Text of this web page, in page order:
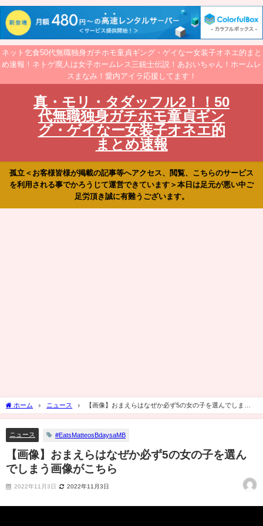
ネット乞食50代無職独身ガチホモ童貞ギング・ゲイなー女装子オネエ的まと
め速報！ネトゲ廃人は女子ホームレス三銃士伝説！あおいちゃん！ホームレ
スまなみ！愛内アイラ応援してます！
真・モリ・タダッフル2！！50
代無職独身ガチホモ童貞ギン
グ・ゲイなー女装子オネエ的
まとめ速報
孤立＜お客様皆様が掲載の記事等へアクセス、閲覧、こちらのサービス
を利用される事でかろうじて運営できています＞本日は足元が悪い中ご
足労頂き誠に有難うございます。
ホーム ニュース
【画像】おまえらはなぜか必ず5の女の子を選んでしまう
画像がこちら
ニュース #EatsMatteosBdaysaMB
【画像】おまえらはなぜか必ず5の女の子を選ん
でしまう画像がこちら
2022年11月3日 2022年11月3日